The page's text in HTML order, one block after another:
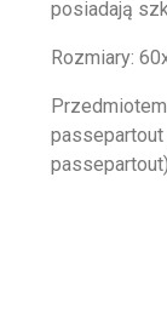
posiadają
Rozmiary:
passepartout